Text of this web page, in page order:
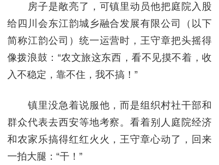
房子是敞亮了，可镇里动员他把庭院入股
给四川会东江韵城乡融合发展有限公司（以下
简称江韵公司）统一运营时，王守章把头摇得
像拨浪鼓：“农文旅这东西，看不见摸不着，收
入不稳定，靠不住，我不搞！”
镇里没急着说服他，而是组织村社干部和
群众代表去西安等地考察。看着别人庭院经济
和农家乐搞得红红火火，王守章心动了，回来
一拍大腿：“干！”